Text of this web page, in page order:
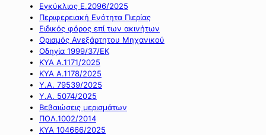
Εγκύκλιος Ε.2096/2025
Περιφερειακή Ενότητα Πιερίας
Ειδικός φόρος επί των ακινήτων
Ορισμός Ανεξάρτητου Μηχανικού
Οδηγία 1999/37/ΕΚ
ΚΥΑ Α.1171/2025
ΚΥΑ Α.1178/2025
Υ.Α. 79539/2025
Υ.Α. 5074/2025
Βεβαιώσεις μερισμάτων
ΠΟΛ.1002/2014
ΚΥΑ 104666/2025